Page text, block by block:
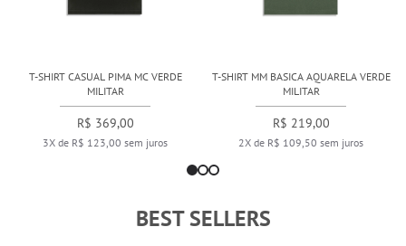
T-SHIRT CASUAL PIMA MC VERDE
MILITAR
R$ 369,00
3X de R$ 123,00 sem juros
T-SHIRT MM BASICA AQUARELA VERDE
MILITAR
R$ 219,00
2X de R$ 109,50 sem juros
BEST SELLERS